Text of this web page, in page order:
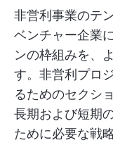
非営利事業のテ
ベンチャー企業
ンの枠組みを、
す。非営利プロ
るためのセクシ
長期および短期
ために必要な戦